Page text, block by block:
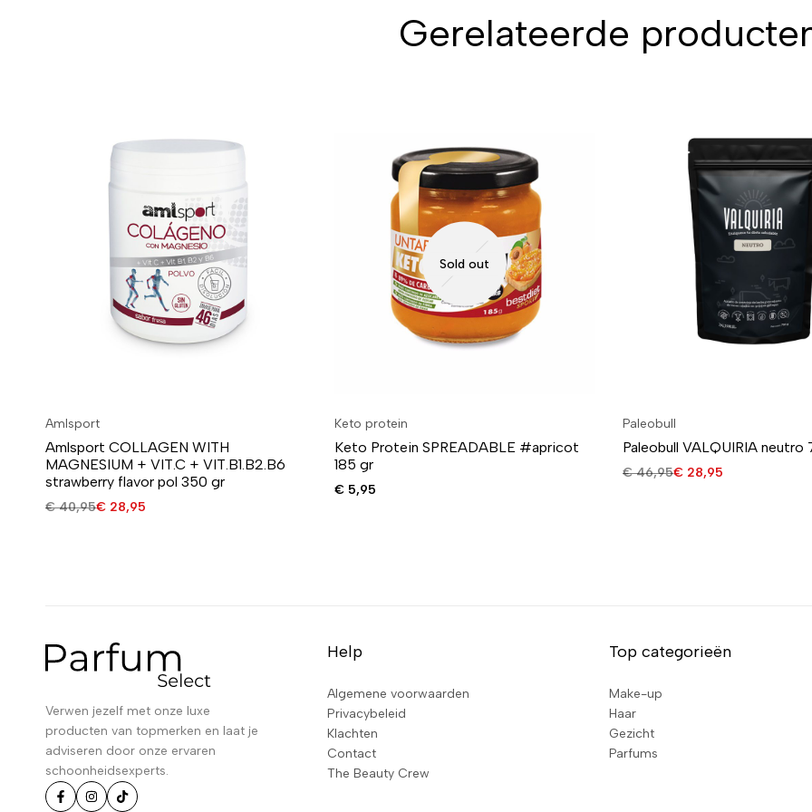
Gerelateerde
Amlsport
Amlsport COLLAGEN WITH
MAGNESIUM + VIT.C + VIT.B1.B2.B6
strawberry flavor pol 350 gr
€40,95€ 28,95
Sold out
Keto protein
Keto Protein SPREADABLE #apricot
185 gr
€5,95
Paleobull
Paleobull VALQUIRIA neutro
€46,95€ 28,95
Verwen jezelf met onze luxe
producten van topmerken en laat je
adviseren door onze ervaren
schoonheidsexperts.
Help
Algemene voorwaarden
Privacybeleid
Klachten
Contact
The Beauty Crew
Top categorieën
Make-up
Haar
Gezicht
Parfums